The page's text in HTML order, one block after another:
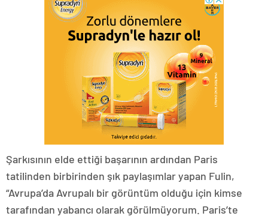
Şarkısının elde ettiği başarının ardından Paris
tatilinden birbirinden şık paylaşımlar yapan Fulin,
“Avrupa’da Avrupalı bir görüntüm olduğu için kimse
tarafından yabancı olarak görülmüyorum. Paris’te